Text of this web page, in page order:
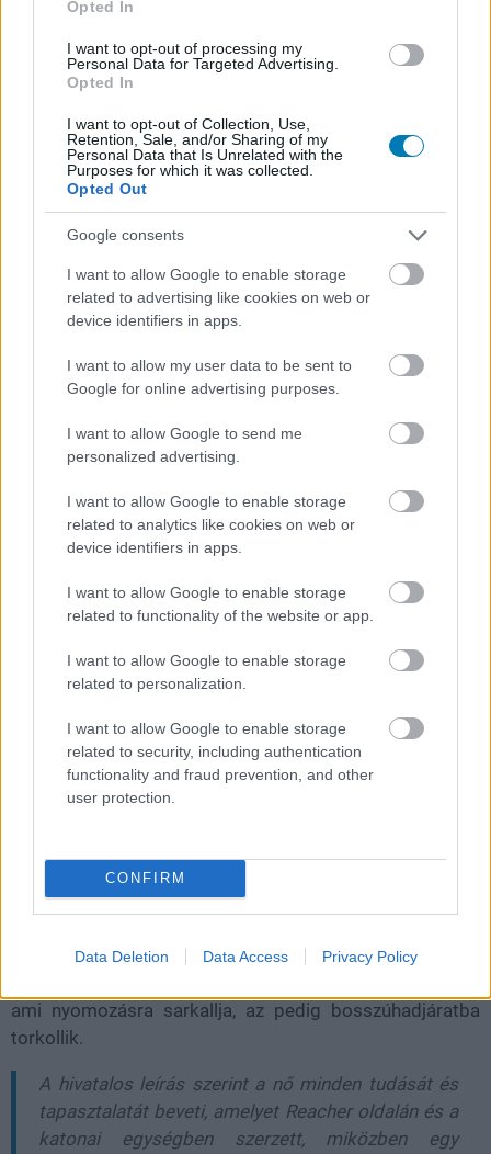
Opted In
I want to opt-out of processing my
Personal Data for Targeted Advertising.
Opted In
I want to opt-out of Collection, Use,
Retention, Sale, and/or Sharing of my
Personal Data that Is Unrelated with the
Purposes for which it was collected.
Opted Out
Google consents
I want to allow Google to enable storage
related to advertising like cookies on web or
device identifiers in apps.
I want to allow my user data to be sent to
Google for online advertising purposes.
I want to allow Google to send me
personalized advertising.
I want to allow Google to enable storage
related to analytics like cookies on web or
device identifiers in apps.
I want to allow Google to enable storage
related to functionality of the website or app.
I want to allow Google to enable storage
related to personalization.
I want to allow Google to enable storage
related to security, including authentication
functionality and fraud prevention, and other
user protection.
CONFIRM
Data Deletion Data Access Privacy Policy
azt is tudjuk, mikor debütál a
Neagley
Chavalier|2026 július 1. 11:44
Az Amazon tulajdonképpen meghirdette
Reacher-napot azzal, hogy egy időpontra tette
a Reacher 4. évadának zárását és a Neagley
premierjét.
Unmute Loaded:
81.69%
Sikert sikerre halmoz a Reacher az Amazon Prime
Videón, így nem csoda, hogy
az anyasorozat bővítése
Neagly címmel kerül fel a platformra szeptember 16-
án. Az időzítés nem véletlen, a dátum egybeesik a
Reacher negyedik évadának fináléjával, így a franchise
rajongói gyakorlatilag egyetlen napon kapnak lezárást és
új kezdetet is. Ráadásul az új sorozat mind a nyolc
semmi akadálya nem lesz annak, hogy Racher-maratont
A Neagley középpontjában Frances Neagley áll, akit
ismét Maria Sten alakít. A karakter a történet szerint
Chicagóban dolgozó magánnyomozó, aki korábban Jack
A spin-off alaphelyzete egy személyes veszteség köré
ami nyomozásra sarkallja, az pedig bosszúhadjáratba
torkollik.
A hivatalos leírás szerint a nő minden tudását és
tapasztalatát beveti, amelyet Reacher oldalán és a
katonai egységben szerzett, miközben egy